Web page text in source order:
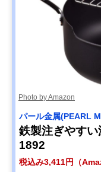
Photo by Amazon
パール金属(PEARL
鉄製注ぎやす
1892
税込み3,411円（